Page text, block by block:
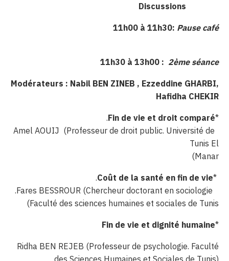
Discussions
11h00 à 11h30: Pause café
11h30 à 13h00 : 2ème séance
Modérateurs : Nabil BEN ZINEB , Ezzeddine GHARBI,
Hafidha CHEKIR
*
Fin de vie et droit comparé
.
Amel AOUIJ (Professeur de droit public. Université de
Tunis El
Manar)
*
Coût de la santé en fin de vie
.
Faculté des sciences humaines et sociales de Tunis)
*
Fin de vie et dignité humaine
Ridha BEN REJEB (Professeur de psychologie. Faculté